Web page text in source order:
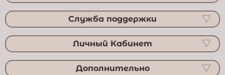
Служба поддержки
Личный Кабинет
Дополнительно